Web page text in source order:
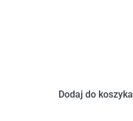
Dodaj do koszyka